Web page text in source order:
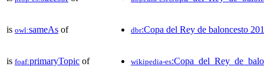
is owl:sameAs of dbr:Copa del Rey de baloncesto
is foaf:primaryTopic of wikipedia-es